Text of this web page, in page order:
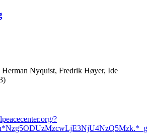
Nyquist, Fredrik Høyer, Ide
?